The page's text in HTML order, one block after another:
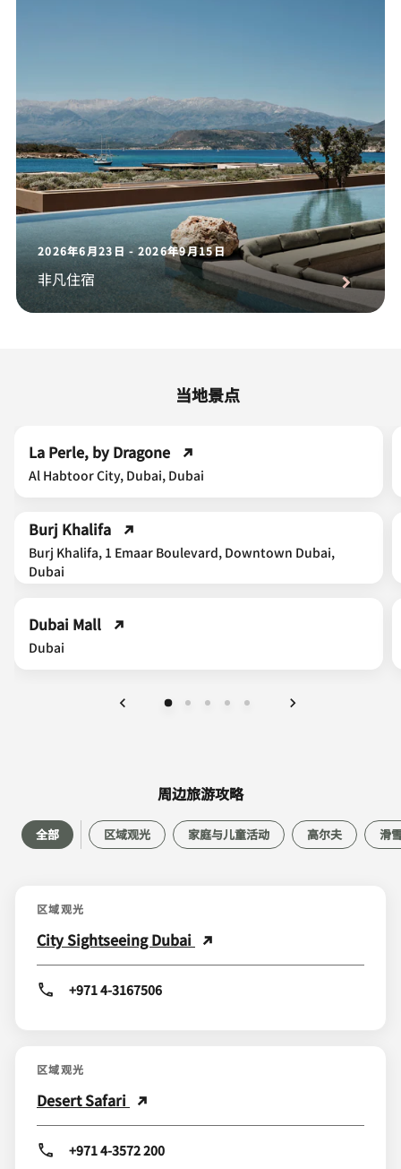
2026年6月23日 - 2026年9月15日
非凡住宿
当地景点
La Perle, by Dragone
Al Habtoor City, Dubai, Dubai
Burj Khalifa
Burj Khalifa, 1 Emaar Boulevard, Downtown Dubai,
Dubai
Dubai Mall
Dubai
周边旅游攻略
全部 区域观光 家庭与儿童活动 高尔夫 滑
区域观光
City Sightseeing Dubai
+971 4-3167506
区域观光
Desert Safari
+971 4-3572 200